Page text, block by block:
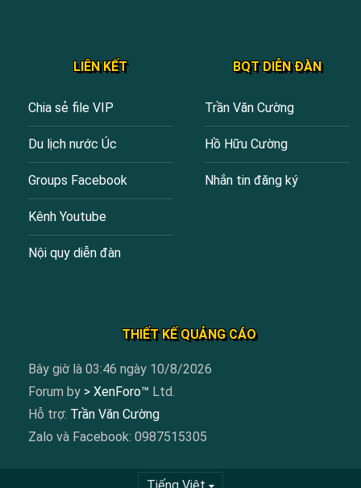
LIÊN KẾT
Chia sẻ file VIP
Du lịch nước Úc
Groups Facebook
Kênh Youtube
Nội quy diễn đàn
BQT DIỄN ĐÀN
Trần Văn Cường
Hồ Hữu Cường
Nhắn tin đăng ký
THIẾT KẾ QUẢNG CÁO
Bây giờ là 03:46 ngày 10/8/2026
Forum by > XenForo™ Ltd.
Hỗ trợ: Trần Văn Cường
Zalo và Facebook: 0987515305